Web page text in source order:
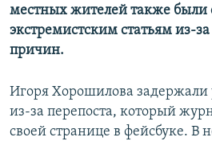
местных жителей также были
экстремистским статьям из-
причин.
Игоря Хорошилова задержали
из-за перепоста, который
своей странице в фейсбуке. В